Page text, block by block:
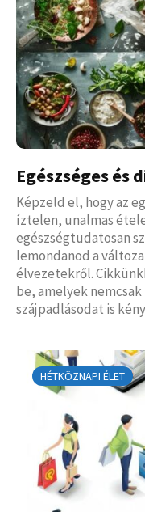
Egészséges és
Képzeld el, hogy az
íztelen, unalmas
egészségtudatosan
lemondanod a
élvezetekről.
be, amelyek
szájpadlásodat is
HÉTKÖZNAPI ÉLET